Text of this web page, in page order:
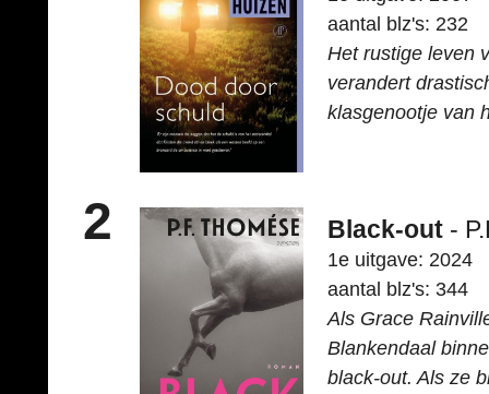
aantal blz's: 232
Het rustige leven
verandert
klasgenootje van
2 Black-out -
1e uitgave: 2024
aantal blz's: 344
Als Grace
Blankendaal
black-out. Als ze